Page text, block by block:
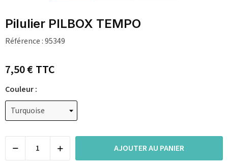
Pilulier PILBOX TEMPO
Référence :95349
7,50 €TTC
Couleur :
AJOUTER AU PANIER